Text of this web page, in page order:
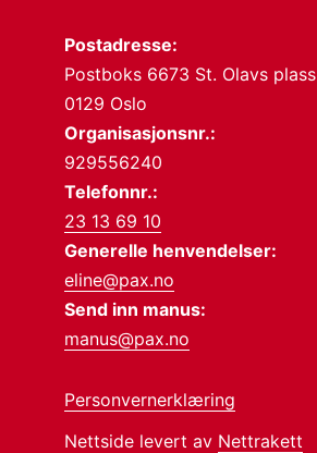
Postadresse:
Postboks 6673 St. Olavs plass
0129 Oslo
Organisasjonsnr.:
929556240
Telefonnr.:
23 13 69 10
Generelle henvendelser:
eline@pax.no
Send inn manus:
manus@pax.no
Personvernerklæring
Nettside levert av Nettrakett